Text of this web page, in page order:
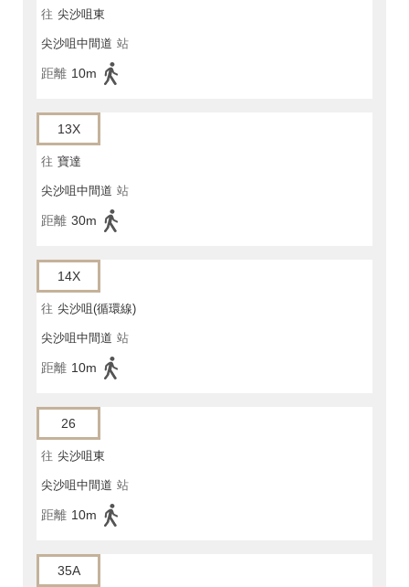
往 尖沙咀東
尖沙咀中間道 站
距離 10m
13X
往 寶達
尖沙咀中間道 站
距離 30m
14X
往 尖沙咀(循環線)
尖沙咀中間道 站
距離 10m
26
往 尖沙咀東
尖沙咀中間道 站
距離 10m
35A